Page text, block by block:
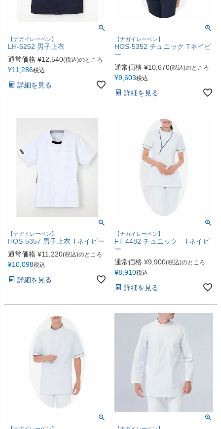
【ナガイレーベン】
LH-6262 男子上衣
通常価格 ¥12,540(税込)のところ
¥11,286税込
詳細を見る
【ナガイレーベン】
HOS-5352 チュニック Tネイビ
ー
通常価格 ¥10,670(税込)のところ
¥9,603税込
詳細を見る
【ナガイレーベン】
HOS-5357 男子上衣 Tネイビー
通常価格 ¥11,220(税込)のところ
¥10,098税込
詳細を見る
【ナガイレーベン】
FT-4482 チュニック Tネイビ
ー
通常価格 ¥9,900(税込)のところ
¥8,910税込
詳細を見る